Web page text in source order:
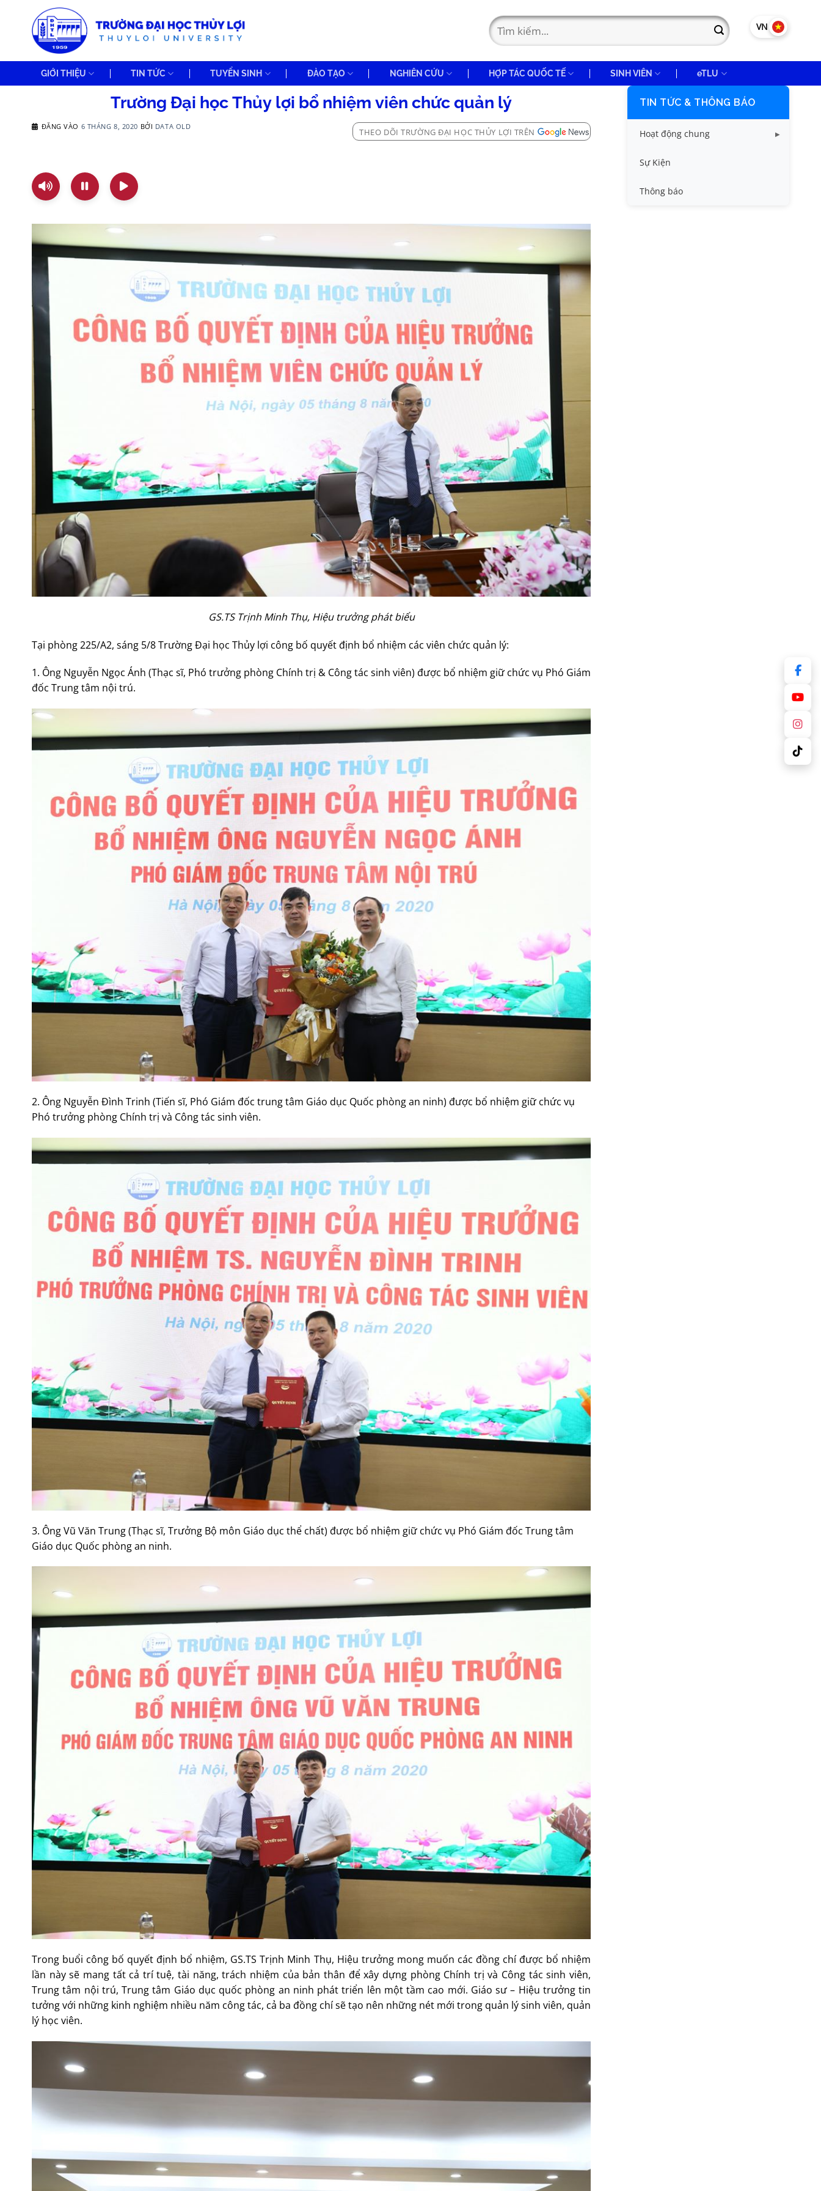
VN EN
GIỚI THIỆU TIN TỨC TUYỂN SINH ĐÀO TẠO NGHIÊN CỨU HỢP TÁC QUỐC TẾ SINH VIÊN eTLU
Trường Đại học Thủy lợi bổ nhiệm viên chức quản lý
ĐĂNG VÀO 6 THÁNG 8, 2020 BỞI DATA OLD
THEO DÕI TRƯỜNG ĐẠI HỌC THỦY LỢI TRÊN
GS.TS Trịnh Minh Thụ, Hiệu trưởng phát biểu
Tại phòng 225/A2, sáng 5/8 Trường Đại học Thủy lợi công bố quyết định bổ nhiệm các viên chức quản lý:
1. Ông Nguyễn Ngọc Ánh (Thạc sĩ, Phó trưởng phòng Chính trị & Công tác sinh viên) được bổ nhiệm giữ chức vụ Phó Giám
đốc Trung tâm nội trú.
2. Ông Nguyễn Đình Trinh (Tiến sĩ, Phó Giám đốc trung tâm Giáo dục Quốc phòng an ninh) được bổ nhiệm giữ chức vụ
Phó trưởng phòng Chính trị và Công tác sinh viên.
3. Ông Vũ Văn Trung (Thạc sĩ, Trưởng Bộ môn Giáo dục thể chất) được bổ nhiệm giữ chức vụ Phó Giám đốc Trung tâm
Giáo dục Quốc phòng an ninh.
Trong buổi công bố quyết định bổ nhiệm, GS.TS Trịnh Minh Thụ, Hiệu trưởng mong muốn các đồng chí được bổ nhiệm
lần này sẽ mang tất cả trí tuệ, tài năng, trách nhiệm của bản thân để xây dựng phòng Chính trị và Công tác sinh viên,
Trung tâm nội trú, Trung tâm Giáo dục quốc phòng an ninh phát triển lên một tầm cao mới. Giáo sư – Hiệu trưởng tin
tưởng với những kinh nghiệm nhiều năm công tác, cả ba đồng chí sẽ tạo nên những nét mới trong quản lý sinh viên, quản
lý học viên.
TIN TỨC & THÔNG BÁO
Hoạt động chung
Tin công tác sinh viên
Tin đào tạo
Sự Kiện
Thông báo